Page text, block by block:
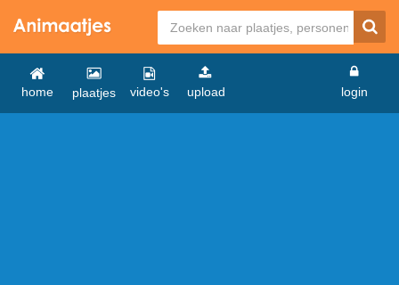
home plaatjes video's upload login